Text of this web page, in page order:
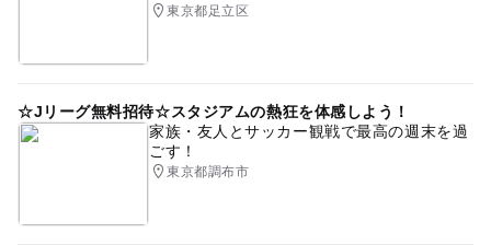
東京都足立区
☆Jリーグ無料招待☆スタジアムの熱狂を体感しよう！
家族・友人とサッカー観戦で最高の週末を過
ごす！
東京都調布市